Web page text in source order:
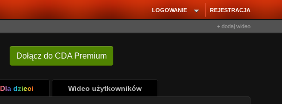
REJESTRACJA
LOGOWANIE
+ dodaj wideo
Dołącz do CDA Premium
Dla dzieci Wideo użytkowników